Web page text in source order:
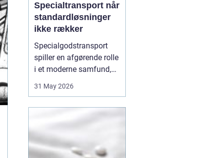
Specialtransport når
standardløsninger
ikke rækker
Specialgodstransport
spiller en afgørende rolle
i et moderne samfund,
mere specialiseret, og
tungere og større. Når
vindmøllekomponenter,
både eller siloer skal
31 May 2026